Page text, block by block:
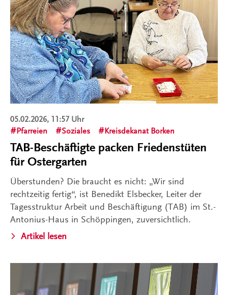
05.02.2026, 11:57 Uhr
Pfarreien
Soziales Kreisdekanat Borken
TAB-Beschäftigte packen Friedenstüten
für Ostergarten
Überstunden? Die braucht es nicht: „Wir sind
rechtzeitig fertig“, ist Benedikt Elsbecker, Leiter der
Tagesstruktur Arbeit und Beschäftigung (TAB) im St.-
Antonius-Haus in Schöppingen, zuversichtlich.
Artikel lesen